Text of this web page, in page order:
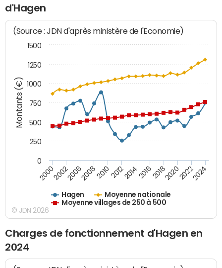
d'Hagen
Montants (€)
(Source : JDN d'après ministère de l'Economie)
Hagen
Moyenne nationale
Moyenne villages de 250 à 500
200020022006200820102012201420162018202020222024
0
250
500
750
1000
1250
1500
© JDN 2026
Charges de fonctionnement d'Hagen en
2024